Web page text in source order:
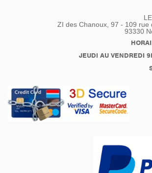
emplettes du jour...
la moto. Équipé aussi du
fournie.
très peu kilométré 48840
km
Cette Moto à très peux
ZI des Chanoux, 97 - 109 rue
93330
JEUDI AU VENDREDI